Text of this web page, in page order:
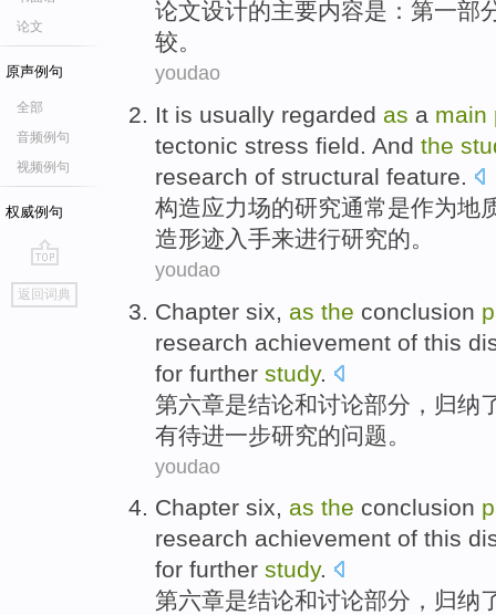
论文
原声例句
全部
音频例句
视频例句
权威例句
go
top
返回词典
论文设计的主要内容是 ：第一部
较。
youdao
It is usually regarded as a main
tectonic stress field. And the
research of structural feature.
构造应力场的研究通常是作为地
造形迹 入手来进行研究的。
youdao
Chapter six, as the conclusion
research achievement of this
for further study.
第六章是结论和讨论部分 ， 归纳
有待进一步研究的问题 。
youdao
Chapter six, as the conclusion
research achievement of this
for further study.
第六章是结论和讨论部分 ， 归纳